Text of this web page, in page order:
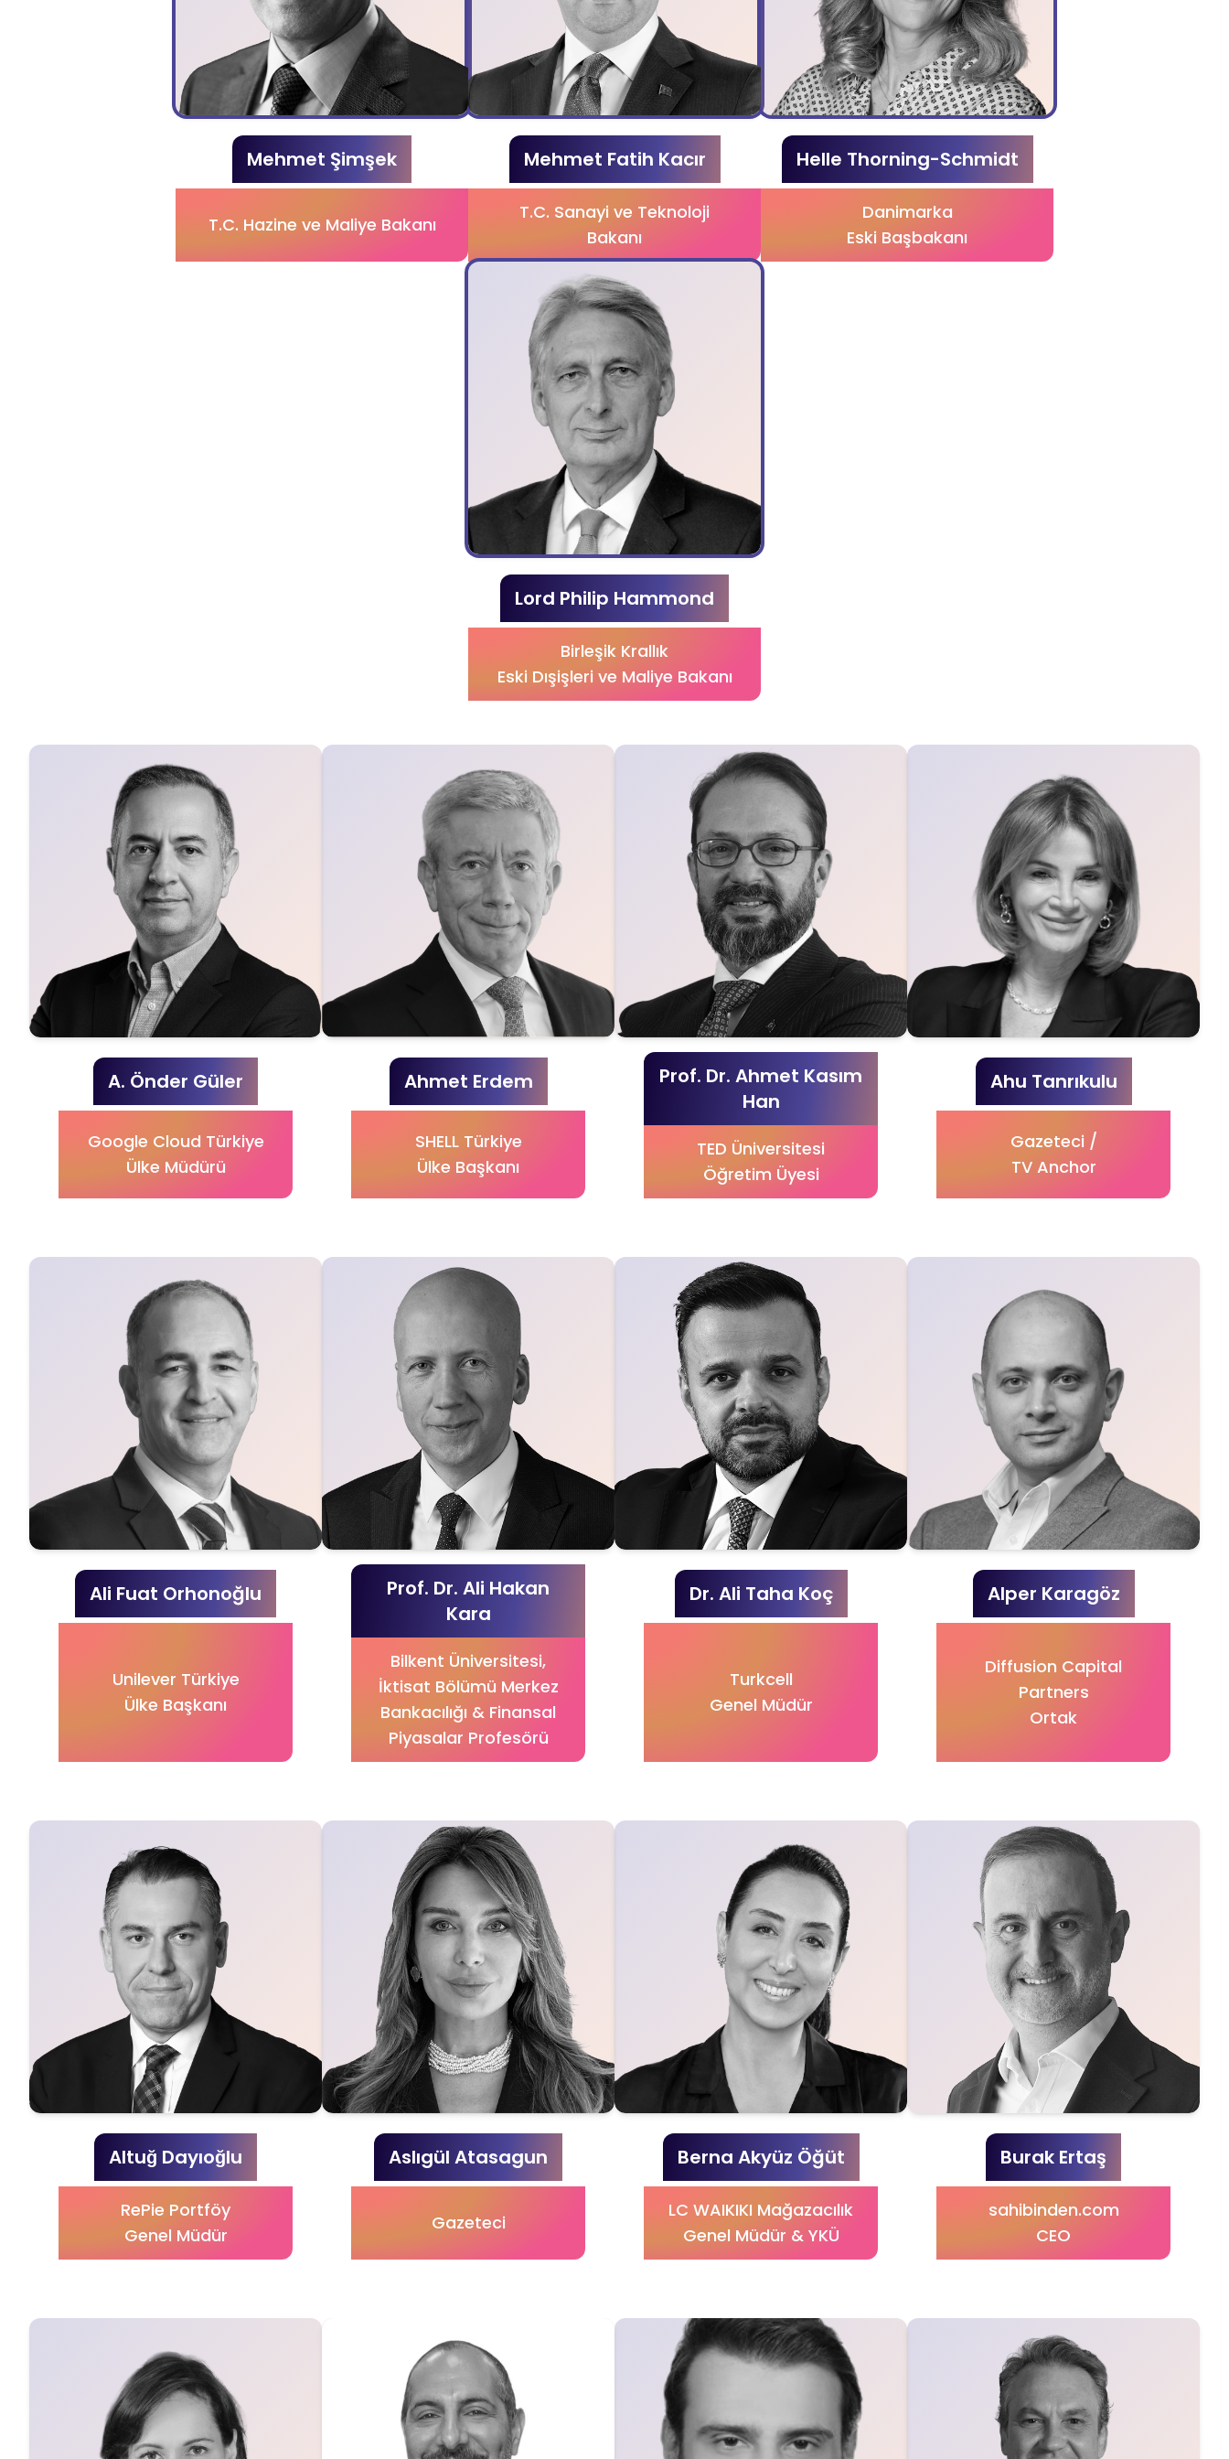
Mehmet Şimşek
T.C. Hazine ve Maliye Bakanı
Mehmet Fatih Kacır
T.C. Sanayi ve Teknoloji
Bakanı
Helle Thorning-Schmidt
Danimarka
Eski Başbakanı
Lord Philip Hammond
Birleşik Krallık
Eski Dışişleri ve Maliye Bakanı
A. Önder Güler
Google Cloud Türkiye
Ülke Müdürü
Ahmet Erdem
SHELL Türkiye
Ülke Başkanı
Prof. Dr. Ahmet Kasım
Han
TED Üniversitesi
Öğretim Üyesi
Ahu Tanrıkulu
Gazeteci /
TV Anchor
Ali Fuat Orhonoğlu
Unilever Türkiye
Ülke Başkanı
Prof. Dr. Ali Hakan
Kara
Bilkent Üniversitesi,
İktisat Bölümü Merkez
Bankacılığı & Finansal
Piyasalar Profesörü
Dr. Ali Taha Koç
Turkcell
Genel Müdür
Alper Karagöz
Diffusion Capital
Partners
Ortak
Altuğ Dayıoğlu
RePie Portföy
Genel Müdür
Aslıgül Atasagun
Gazeteci
Berna Akyüz Öğüt
LC WAIKIKI Mağazacılık
Genel Müdür & YKÜ
Burak Ertaş
sahibinden.com
CEO